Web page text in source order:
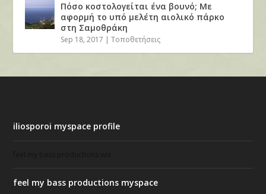
Πόσο κοστολογείται ένα βουνό; Με
αφορμή το υπό μελέτη αιολικό πάρκο
στη Σαμοθράκη
Sep 18, 2017 |Τοποθετήσεις
iliosporoi myspace profile
feel my bass productions myspace